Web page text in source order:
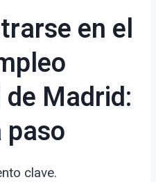
en el
Madrid:
paso
clave.